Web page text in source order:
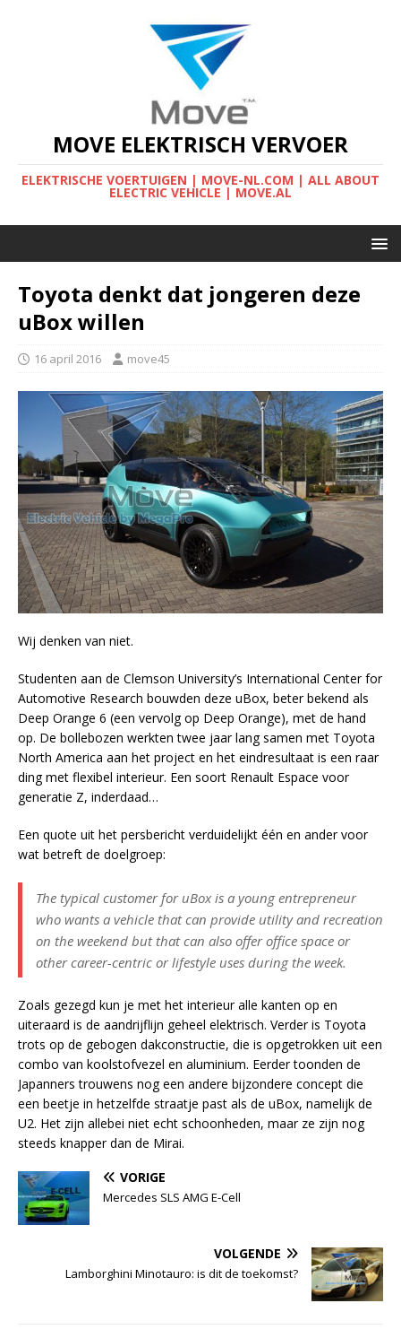
MOVE ELEKTRISCH VERVOER
ELEKTRISCHE VOERTUIGEN | MOVE-NL.COM | ALL ABOUT
ELECTRIC VEHICLE | MOVE.AL
Toyota denkt dat jongeren deze
uBox willen
16 april 2016 move45
Wij denken van niet.
Studenten aan de Clemson University’s International Center for
Automotive Research bouwden deze uBox, beter bekend als
Deep Orange 6 (een vervolg op Deep Orange), met de hand
op. De bollebozen werkten twee jaar lang samen met Toyota
North America aan het project en het eindresultaat is een raar
ding met flexibel interieur. Een soort Renault Espace voor
generatie Z, inderdaad…
Een quote uit het persbericht verduidelijkt één en ander voor
wat betreft de doelgroep:
The typical customer for uBox is a young entrepreneur
who wants a vehicle that can provide utility and recreation
on the weekend but that can also offer office space or
other career-centric or lifestyle uses during the week.
Zoals gezegd kun je met het interieur alle kanten op en
uiteraard is de aandrijflijn geheel elektrisch. Verder is Toyota
trots op de gebogen dakconstructie, die is opgetrokken uit een
combo van koolstofvezel en aluminium. Eerder toonden de
Japanners trouwens nog een andere bijzondere concept die
een beetje in hetzelfde straatje past als de uBox, namelijk de
U2. Het zijn allebei niet echt schoonheden, maar ze zijn nog
steeds knapper dan de Mirai.
VORIGE
Mercedes SLS AMG E-Cell
VOLGENDE
Lamborghini Minotauro: is dit de toekomst?